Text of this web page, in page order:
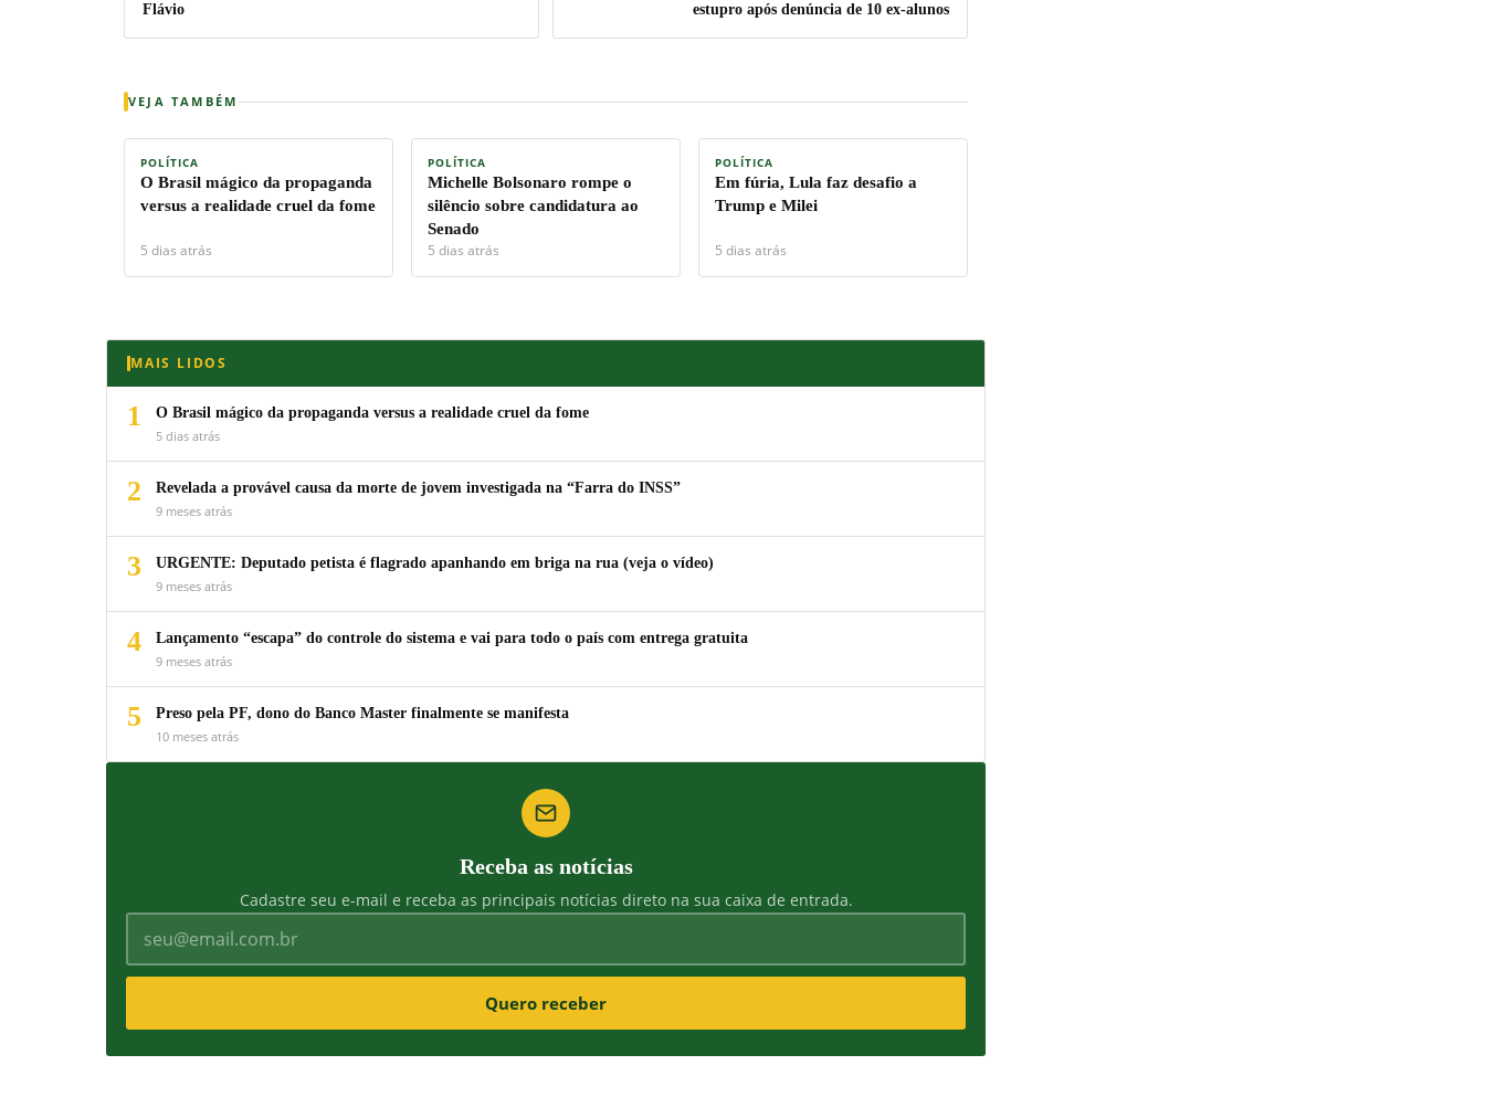
Flávio
estupro após denúncia de 10 ex-alunos
VEJA TAMBÉM
POLÍTICA
O Brasil mágico da propaganda
versus a realidade cruel da fome
5 dias atrás
POLÍTICA
Michelle Bolsonaro rompe o
silêncio sobre candidatura ao
Senado
5 dias atrás
POLÍTICA
Em fúria, Lula faz desafio a
Trump e Milei
5 dias atrás
MAIS LIDOS
1
O Brasil mágico da propaganda versus a realidade cruel da fome
5 dias atrás
2
Revelada a provável causa da morte de jovem investigada na “Farra do INSS”
9 meses atrás
3
URGENTE: Deputado petista é flagrado apanhando em briga na rua (veja o vídeo)
9 meses atrás
4
Lançamento “escapa” do controle do sistema e vai para todo o país com entrega gratuita
9 meses atrás
5
Preso pela PF, dono do Banco Master finalmente se manifesta
10 meses atrás
Receba as notícias
Cadastre seu e-mail e receba as principais notícias direto na sua caixa de entrada.
Quero receber